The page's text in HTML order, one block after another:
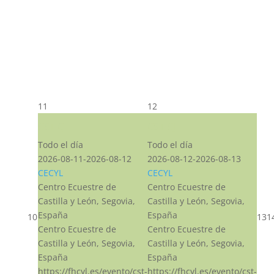
10
11
Todo el día
2026-08-11-2026-08-12
CECYL
Centro Ecuestre de
Castilla y León, Segovia,
España
Centro Ecuestre de
Castilla y León, Segovia,
España
https://fhcyl.es/evento/cst-
12
Todo el día
2026-08-12-2026-08-13
CECYL
Centro Ecuestre de
Castilla y León, Segovia,
España
Centro Ecuestre de
Castilla y León, Segovia,
España
https://fhcyl.es/evento/cst-
13